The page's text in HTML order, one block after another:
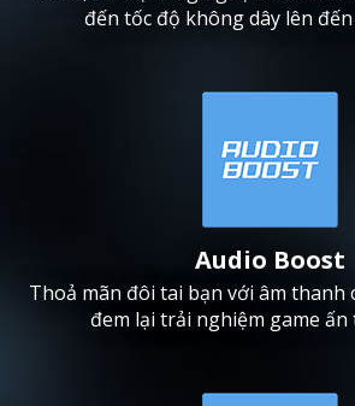
đến tốc độ không dây lên
Audio Boost
Thoả mãn đôi tai bạn với âm thanh
đem lại trải nghiệm game